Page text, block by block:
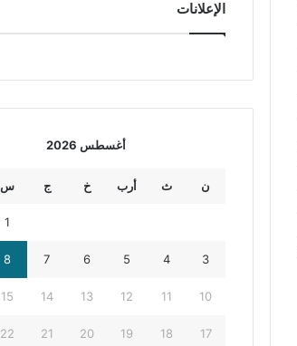
الإعلانات
أغسطس 2026
ن ث أرب خ ج س
1
3
4
5
6
7
8
10
11
12
13
14
15
17
18
19
20
21
22